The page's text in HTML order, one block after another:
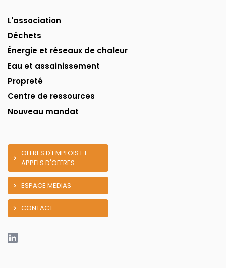
L'association
Déchets
Énergie et réseaux de chaleur
Eau et assainissement
Propreté
Centre de ressources
Nouveau mandat
OFFRES D'EMPLOIS ET
APPELS D'OFFRES
ESPACE MEDIAS
CONTACT